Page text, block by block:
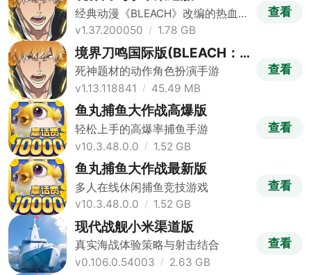
经典动漫《BLEACH》改编的热血动
作手游
v1.37.200050 1.78 GB
查看
境界刀鸣国际版(BLEACH：
Soul Resonance)
死神题材的动作角色扮演手游
v1.13.118841
45.49 MB
查看
鱼丸捕鱼大作战高爆版
轻松上手的高爆率捕鱼手游
v10.3.48.0.0
1.52 GB
查看
鱼丸捕鱼大作战最新版
多人在线休闲捕鱼竞技游戏
v10.3.48.0.0
1.52 GB
查看
现代战舰小米渠道版
真实海战体验策略与射击结合
v0.106.0.54003
2.63 GB
查看